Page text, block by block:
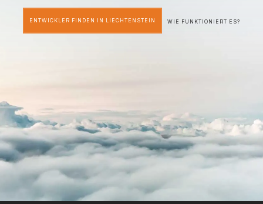
ENTWICKLER FINDEN IN LIECHTENSTEIN WIE FUNKTIONIERT ES?